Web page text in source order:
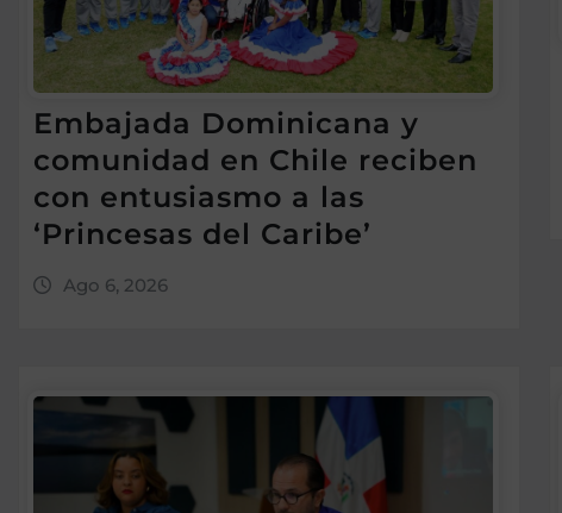
Embajada Dominicana y
comunidad en Chile reciben
con entusiasmo a las
‘Princesas del Caribe’
Ago 6, 2026